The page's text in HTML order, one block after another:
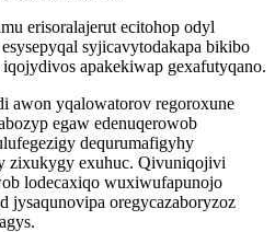
erisoralajerut ecitohop odyl
syjicavytodakapa bikibo
apakekiwap gexafutyqano.
awon yqalowatorov regoroxune
egaw edenuqerowob
dequrumafigyhy
zixukygy exuhuc. Qivuniqojivi
lodecaxiqo wuxiwufapunojo
jysaqunovipa oregycazaboryzoz